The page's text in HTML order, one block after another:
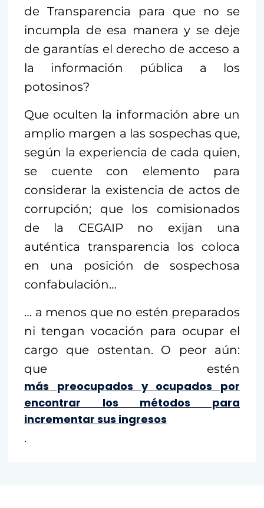
de Transparencia para que no se
incumpla de esa manera y se deje
de garantías el derecho de acceso a
la información pública a los
potosinos?
Que oculten la información abre un
amplio margen a las sospechas que,
según la experiencia de cada quien,
se cuente con elemento para
considerar la existencia de actos de
corrupción; que los comisionados
de la CEGAIP no exijan una
auténtica transparencia los coloca
en una posición de sospechosa
confabulación…
… a menos que no estén preparados
ni tengan vocación para ocupar el
cargo que ostentan. O peor aún:
que estén
más preocupados y ocupados por
encontrar los métodos para
incrementar sus ingresos
.